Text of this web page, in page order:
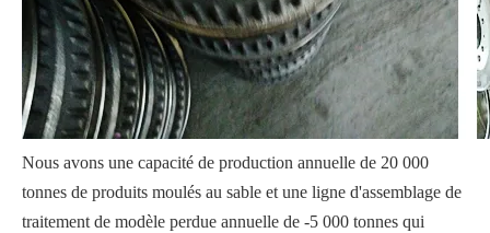
Nous avons une capacité de production annuelle de 20 000
tonnes de produits moulés au sable et une ligne d'assemblage de
traitement de modèle perdue annuelle de -5 000 tonnes qui